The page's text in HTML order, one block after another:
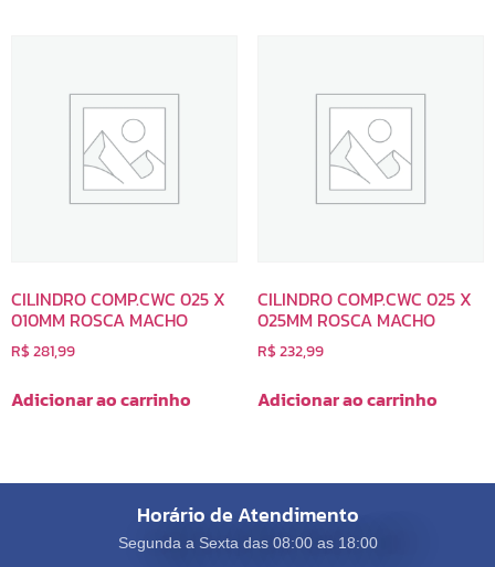
CILINDRO COMP.CWC 025 X
010MM ROSCA MACHO
R$281,99
Adicionar ao carrinho
CILINDRO COMP.CWC 025 X
025MM ROSCA MACHO
R$232,99
Adicionar ao carrinho
Horário de Atendimento
Segunda a Sexta das 08:00 as 18:00